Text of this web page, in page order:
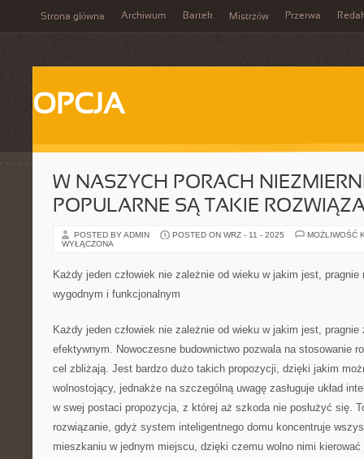
Strona główna Archiwum Bartek Mistrzów Przerwa
OPCJA
W NASZYCH PORACH
POPULARNE SĄ TAKIE
POSTED BY ADMIN POSTED ON WRZ - 11 - 2025
MOŻLIWOŚĆ
WYŁĄCZONA
Każdy jeden człowiek nie zależnie od wieku w jakim jest,
wygodnym i funkcjonalnym
Każdy jeden człowiek nie zależnie od wieku w jakim jest,
efektywnym. Nowoczesne budownictwo pozwala na stosowanie
cel zbliżają. Jest bardzo dużo takich propozycji, dzięki jakim
wolnostojący, jednakże na szczególną uwagę zasługuje układ
w swej postaci propozycja, z której aż szkoda nie posłużyć się.
rozwiązanie, gdyż system inteligentnego domu koncentruje
mieszkaniu w jednym miejscu, dzięki czemu wolno nimi